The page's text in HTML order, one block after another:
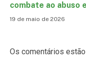
combate ao abuso
19 de maio de 2026
Os comentários